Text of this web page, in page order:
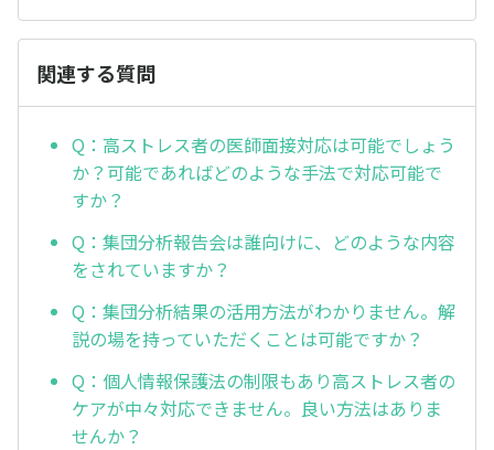
関連する質問
Q：高ストレス者の医師面接対応は可能でしょう
か？可能であればどのような手法で対応可能で
すか？
Q：集団分析報告会は誰向けに、どのような内容
をされていますか？
Q：集団分析結果の活用方法がわかりません。解
説の場を持っていただくことは可能ですか？
Q：個人情報保護法の制限もあり高ストレス者の
ケアが中々対応できません。良い方法はありま
せんか？